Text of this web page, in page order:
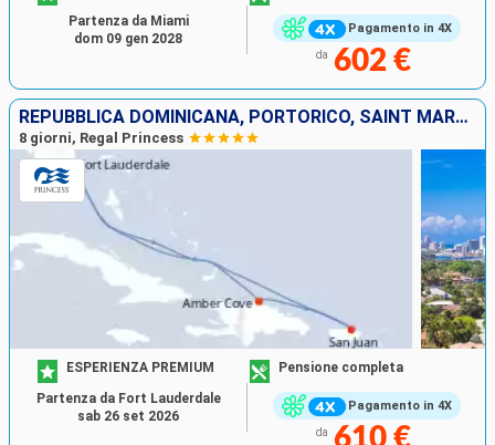
Pagamento in 4X
da 602 €
Partenza da Miami
dom 09 gen 2028
REPUBBLICA DOMINICANA, PORTORICO, SAINT MARTIN, STATI UNITI
8 giorni, Regal Princess
Pagamento in 4X
ESPERIENZA PREMIUM Pensione completa
da 610 €
Partenza da Fort Lauderdale
sab 26 set 2026